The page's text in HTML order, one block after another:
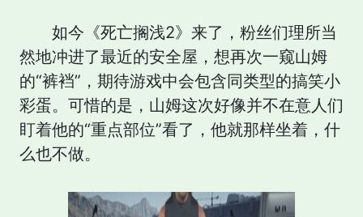
如今《死亡搁浅2》来了，粉丝们理所当
然地冲进了最近的安全屋，想再次一窥山姆
的“裤裆”，期待游戏中会包含同类型的搞笑小
彩蛋。可惜的是，山姆这次好像并不在意人们
盯着他的“重点部位”看了，他就那样坐着，什
么也不做。